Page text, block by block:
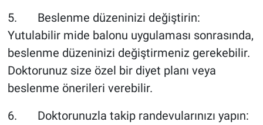
5. Beslenme düzeninizi değiştirin:
Yutulabilir mide balonu uygulaması sonrasında,
beslenme düzeninizi değiştirmeniz gerekebilir.
Doktorunuz size özel bir diyet planı veya
beslenme önerileri verebilir.
6. Doktorunuzla takip randevularınızı yapın: